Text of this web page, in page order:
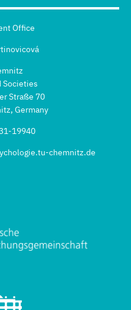
Office
Societies
Straße 70
Germany
19940
chemnitz.de